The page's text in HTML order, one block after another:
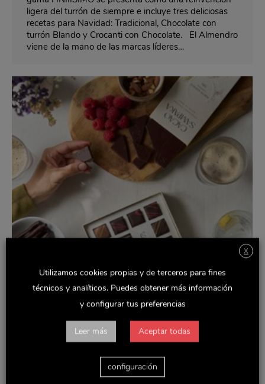
ligera del turrón de siempre e incluye tres deliciosas
recetas para Navidad: Tradicional, Chocolate con
turrón Blando y Crocanti con Chocolate. El Almendro
viene de la mano de las marcas líderes…
X
Utilizamos cookies propias y de terceros para fines
técnicos y analíticos. Puedes obtener más información
y configurar tus preferencias
Leer más Aceptar todas
configuración